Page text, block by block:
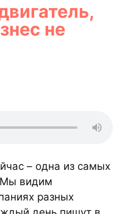
не
– одна из самых
Мы видим
разных